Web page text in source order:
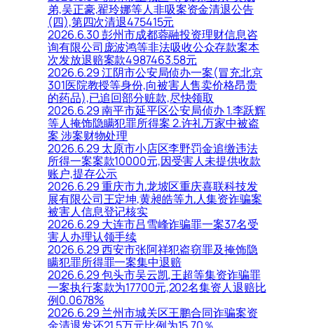
弟,吴正豪,翟玲娜等人非吸案资金清退公告
(四),第四次清退475415元
2026.6.30 彭州市成都蓉融投资理财信息咨
询有限公司庞波鸿等非法吸收公众存款案本
次发放退赔案款4987463.58元
2026.6.29 江阴市公安局侦办一案(冒充北京
301医院教授等身份,向被害人售卖价格昂贵
的药品),已追回部分赃款,尽快领取
2026.6.29 南平市延平区公安局侦办 1.李跃辉
等人掩饰隐瞒犯罪所得案 2.许礼万家中被盗
案 涉案财物处理
2026.6.29 太原市小店区李野罚金追缴违法
所得一案案款10000元,因受害人未提供收款
账户,提存公示
2026.6.29 重庆市九龙坡区重庆喜联科技发
展有限公司王定坤,黄昶皓等九人集资诈骗案
被害人信息登记核实
2026.6.29 大连市吕雪峰诈骗罪一案37名受
害人办理认领手续
2026.6.29 西安市张阿祥犯盗窃罪及掩饰隐
瞒犯罪所得罪一案集中退赔
2026.6.29 包头市吴云凯,王超等集资诈骗罪
一案执行案款为17700元,202名集资人退赔比
例0.0678%
2026.6.29 兰州市城关区王鹏合同诈骗案资